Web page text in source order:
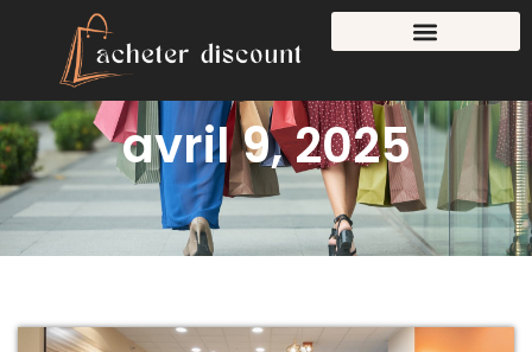
avril 9, 2025